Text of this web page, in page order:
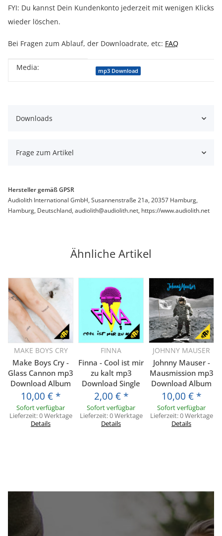
FYI: Du kannst Dein Kundenkonto jederzeit mit wenigen Klicks
wieder löschen.
Bei Fragen zum Ablauf, der Downloadrate, etc: FAQ
Produkteigenschaft
Wert
Media: mp3 Download
Downloads
Frage zum Artikel
Hersteller gemäß GPSR
Audiolith International GmbH, Susannenstraße 21a, 20357 Hamburg,
Hamburg, Deutschland, audiolith@audiolith.net, https://www.audiolith.net
Ähnliche Artikel
MAKE BOYS CRY
Make Boys Cry -
Glass Cannon mp3
Download Album
10,00 € *
Sofort verfügbar
Lieferzeit:0 Werktage
Details
FINNA
Finna - Cool ist mir
zu kalt mp3
Download Single
2,00 € *
Sofort verfügbar
Lieferzeit:0 Werktage
Details
JOHNNY MAUSER
Johnny Mauser -
Mausmission mp3
Download Album
10,00 € *
Sofort verfügbar
Lieferzeit:0 Werktage
Details